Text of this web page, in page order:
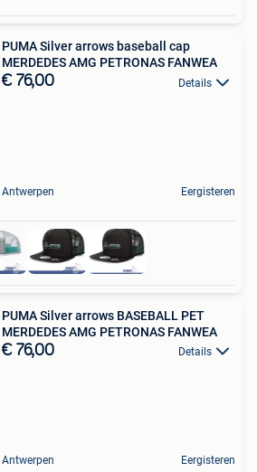
PUMA Silver arrows baseball cap
MERDEDES AMG PETRONAS FANWEA
€ 76,00 Details
Antwerpen Eergisteren
PUMA Silver arrows BASEBALL PET
MERDEDES AMG PETRONAS FANWEA
€ 76,00 Details
Antwerpen Eergisteren